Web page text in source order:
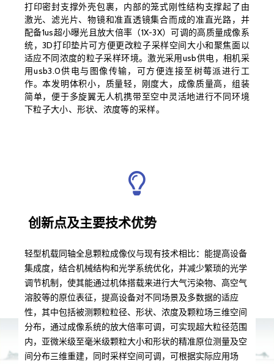
打印密封支撑外壳包裹，内部的笼式刚性结构支撑起了由
激光、滤光片、物镜和准直透镜集合而成的准直光路，并
配备1us超小曝光且放大倍率（1X-3X）可调的高质量成像系
统，3D打印垫片可方便更改粒子采样空间大小和聚焦面以
适应不同浓度的粒子采样环境。激光采用usb供电，相机采
用usb3.0供电与图像传输，可方便连接至树莓派进行工
作。本发明体积小，质量轻，刚度大，成像质量高，组装
简单，便于多旋翼无人机携带至空中灵活地进行不同环境
下粒子大小、形状、浓度等的采样。
创新点及主要技术优势
轻型机载同轴全息颗粒成像仪与现有技术相比：能提高设备
集成度，结合机械结构和光学系统优化，并减少繁琐的光学
调节机制，使其能通过机体搭载来进行大气污染物、高空气
溶胶等的原位表征，提高设备对不同场景及多数据的适应
性，其中包括被测颗粒粒径、形状、浓度及颗粒场三维空间
分布，通过成像系统的放大倍率可调，可实现超大粒径范围
内，亚微米级至毫米级颗粒大小和形状的精准原位测量及空
间分布三维重建，同时采样空间可调，可根据实际应用场